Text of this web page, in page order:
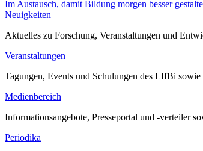
Im Austausch, damit Bildung morgen besser
Neuigkeiten
Aktuelles zu Forschung, Veranstaltungen und
Veranstaltungen
Tagungen, Events und Schulungen des LIfBi
Medienbereich
Informationsangebote, Presseportal und -verteiler
Periodika